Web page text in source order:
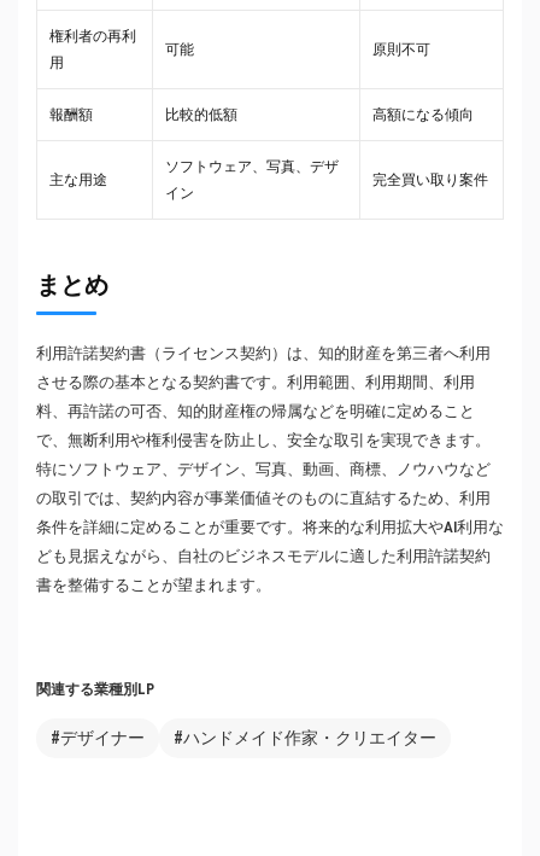
権利者の再利
用
可能 原則不可
報酬額 比較的低額 高額になる傾向
主な用途
ソフトウェア、写真、デザ
イン
完全買い取り案件
まとめ
利用許諾契約書（ライセンス契約）は、知的財産を第三者へ利用
させる際の基本となる契約書です。利用範囲、利用期間、利用
料、再許諾の可否、知的財産権の帰属などを明確に定めること
で、無断利用や権利侵害を防止し、安全な取引を実現できます。
特にソフトウェア、デザイン、写真、動画、商標、ノウハウなど
の取引では、契約内容が事業価値そのものに直結するため、利用
条件を詳細に定めることが重要です。将来的な利用拡大やAI利用な
ども見据えながら、自社のビジネスモデルに適した利用許諾契約
書を整備することが望まれます。
関連する業種別LP
#デザイナー #ハンドメイド作家・クリエイター